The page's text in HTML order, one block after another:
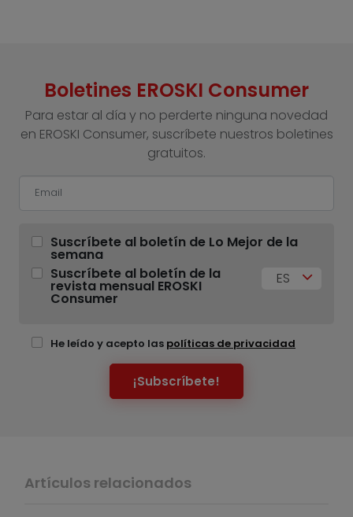
Boletines EROSKI Consumer
Para estar al día y no perderte ninguna novedad
en EROSKI Consumer, suscríbete nuestros boletines
gratuitos.
Suscríbete al boletín de Lo Mejor de la
semana
Suscríbete al boletín de la
revista mensual EROSKI
Consumer
ES
He leído y acepto las políticas de privacidad
¡Subscríbete!
Artículos relacionados